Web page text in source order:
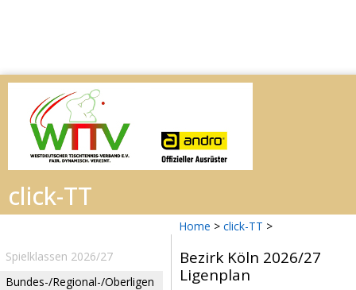
Home > click-TT >
Spielklassen 2026/27
Bundes-/Regional-/Oberligen
Bezirk Köln 2026/27
Ligenplan